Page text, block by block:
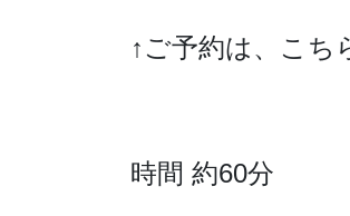
↑ご予約は、こち
時間 約60分